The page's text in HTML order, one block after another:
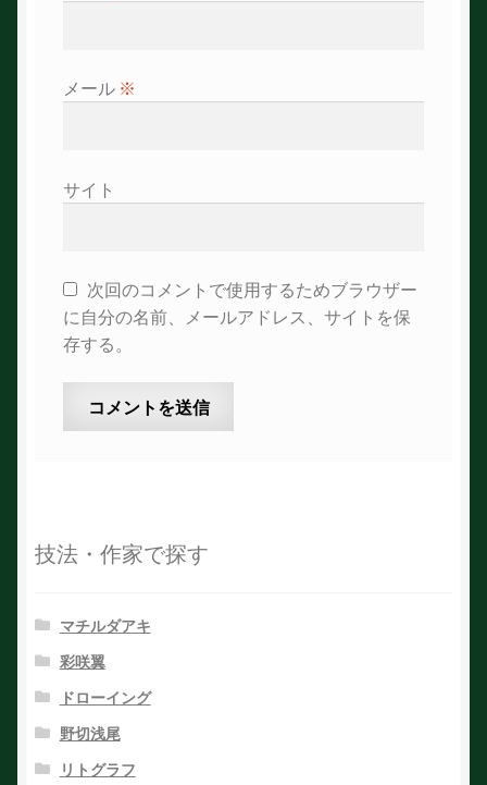
メール ※
サイト
次回のコメントで使用するためブラウザー
に自分の名前、メールアドレス、サイトを保
存する。
技法・作家で探す
マチルダアキ
彩咲翼
ドローイング
野切浅尾
リトグラフ